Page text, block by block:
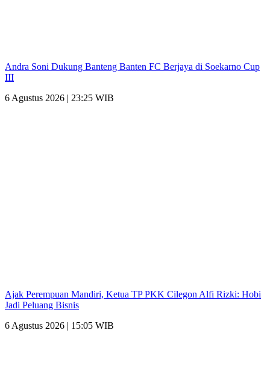
Andra Soni Dukung Banteng Banten FC Berjaya di Soekarno Cup
III
6 Agustus 2026 | 23:25 WIB
Ajak Perempuan Mandiri, Ketua TP PKK Cilegon Alfi Rizki: Hobi
Jadi Peluang Bisnis
6 Agustus 2026 | 15:05 WIB